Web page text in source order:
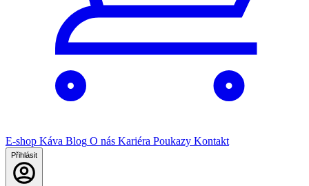
E-shop Káva Blog O nás Kariéra Poukazy Kontakt
Přihlásit